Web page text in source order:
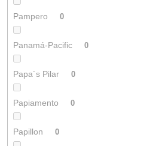
Pampero 0
Panamá-Pacific 0
Papa´s Pilar 0
Papiamento 0
Papillon 0